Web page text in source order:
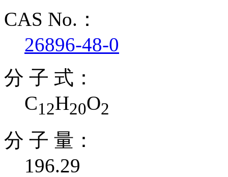
CAS No.：
26896-48-0
分 子 式：
C12H20O2
分 子 量：
196.29